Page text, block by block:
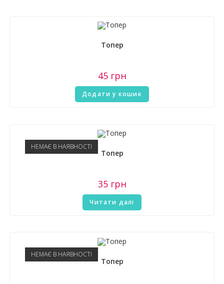
Топер
45 грн
Додати у кошик
НЕМАЄ В НАЯВНОСТІ
Топер
35 грн
Читати далі
НЕМАЄ В НАЯВНОСТІ
Топер